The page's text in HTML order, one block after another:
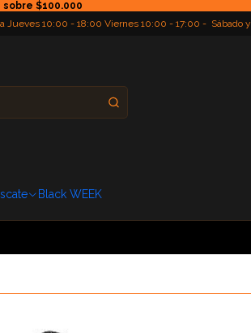
$100.000
Jueves 10:00 - 18:00 Viernes 10:00 - 17:00 - Sábado y
Black WEEK